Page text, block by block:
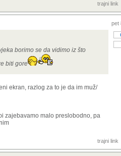
trajni link
pet
borimo se da vidimo iz što
biti gore
ekran, razlog za to je da im muž/
zajebavamo malo preslobodno, pa
trajni link